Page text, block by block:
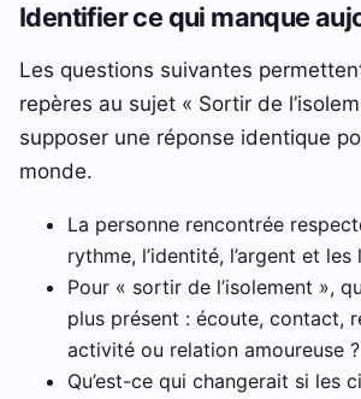
Identifier ce qui manque
Les questions suivantes
repères au sujet « Sortir de
supposer une réponse identique
monde.
La personne rencontrée
rythme, l’identité, l’argent et
Pour « sortir de l’isolement »,
plus présent : écoute, contact,
activité ou relation amoureuse ?
Qu’est-ce qui changerait si les